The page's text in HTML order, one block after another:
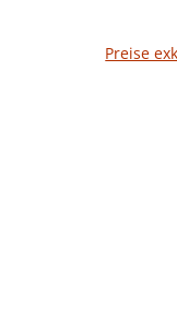
Preise